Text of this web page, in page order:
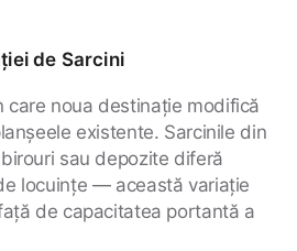
de Sarcini
care noua destinație modifică
existente. Sarcinile din
sau depozite diferă
locuințe — această variație
de capacitatea portantă a